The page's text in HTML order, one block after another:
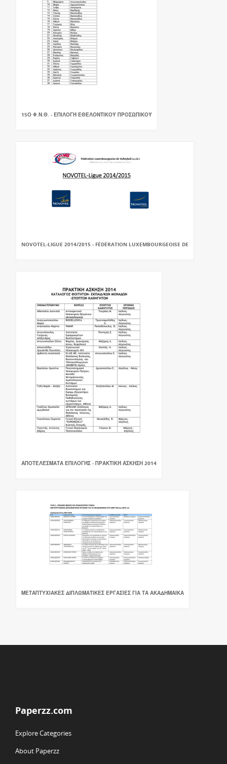
15Ο Φ.Ν.Θ. - ΕΠΙΛΟΓΉ ΕΘΕΛΟΝΤΙΚΟΎ ΠΡΟΣΩΠΙΚΟΎ
NOVOTEL-LIGUE 2014/2015 - FÉDÉRATION LUXEMBOURGEOISE DE
ΑΠΟΤΕΛΈΣΜΑΤΑ ΕΠΙΛΟΓΉΣ - ΠΡΑΚΤΙΚΉ ΆΣΚΗΣΗ 2014
ΜΕΤΑΠΤΥΧΙΑΚΕΣ ΔΙΠΛΩΜΑΤΙΚΕΣ ΕΡΓΑΣΙΕΣ ΓΙΑ ΤΑ ΑΚΑΔΗΜΑΙΚΑ
Paperzz.com
Explore Categories
About Paperzz